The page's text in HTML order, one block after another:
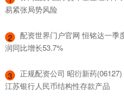
易紧张局势风险
2
配资世界门户官网 恒铭达一季
润同比增长53.7%
3
正规配资公司 昭衍新药
江苏银行人民币结构性存款产品